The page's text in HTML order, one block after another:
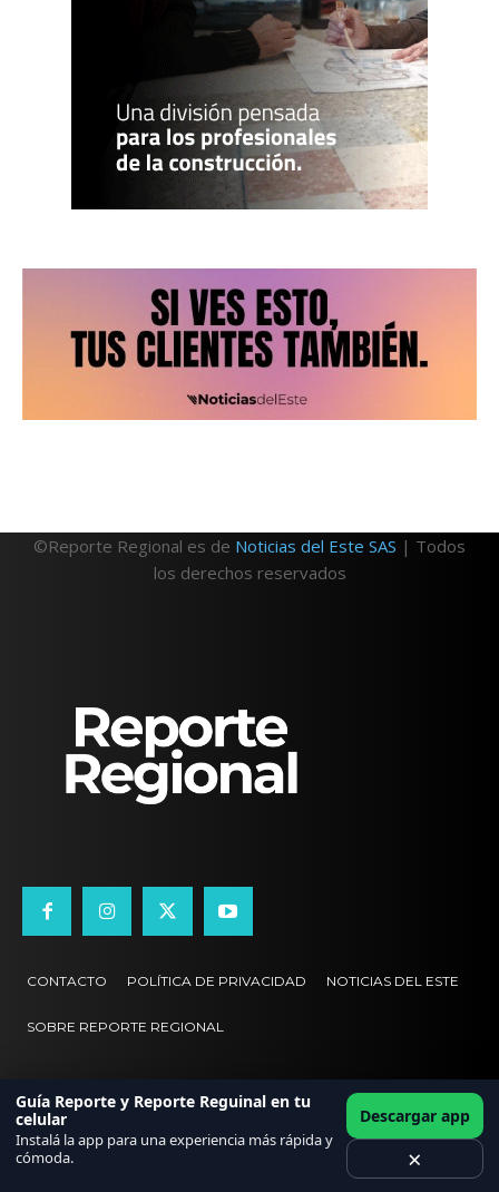
©Reporte Regional es de Noticias del Este SAS | Todos
los derechos reservados
CONTACTO POLÍTICA DE PRIVACIDAD NOTICIAS DEL ESTE
SOBRE REPORTE REGIONAL
Guía Reporte y Reporte Reguinal en tu
celular
Instalá la app para una experiencia más rápida y
cómoda.
Descargar app
×